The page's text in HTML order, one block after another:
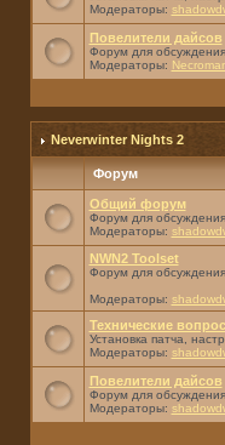
Модераторы:
Повелители дайсов
Форум для
Модераторы:
Neverwinter Nights 2
Форум
Общий форум
Форум для
Модераторы:
NWN2 Toolset
Форум для
Модераторы:
Технические
Установка патча,
Модераторы:
Повелители дайсов
Форум для
Модераторы: